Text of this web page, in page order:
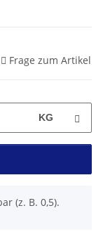
Frage zum Artikel
KG
(z. B. 0,5).